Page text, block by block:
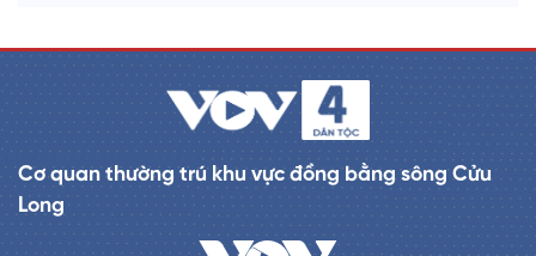
Cơ quan thường trú khu vực đồng bằng sông Cửu
Long